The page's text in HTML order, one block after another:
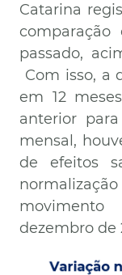
Catarina
passado,
Com isso, a
em 12
anterior
mensal,
de efeitos
dezembro de
Imagem